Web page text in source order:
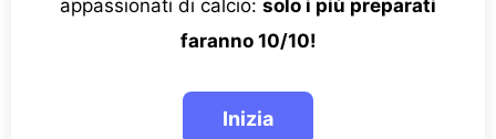
appassionati di calcio: solo i più preparati
faranno 10/10!